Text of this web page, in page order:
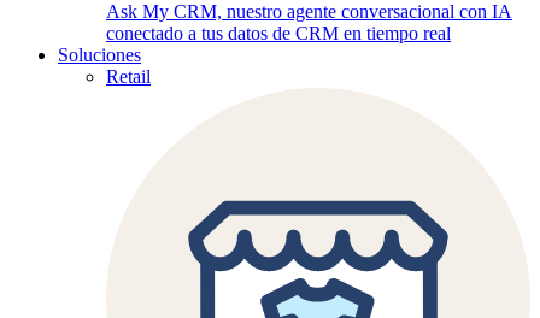
Ask My CRM, nuestro agente conversacional con IA
conectado a tus datos de CRM en tiempo real
Soluciones
Retail